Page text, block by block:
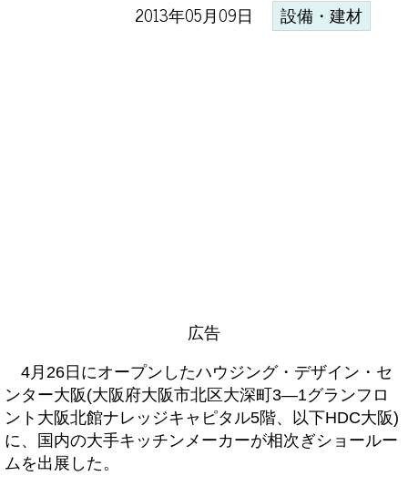
2013年05月09日 設備・建材
広告
4月26日にオープンしたハウジング・デザイン・セ
ンター大阪(大阪府大阪市北区大深町3―1グランフロ
ント大阪北館ナレッジキャピタル5階、以下HDC大阪)
に、国内の大手キッチンメーカーが相次ぎショールー
ムを出展した。